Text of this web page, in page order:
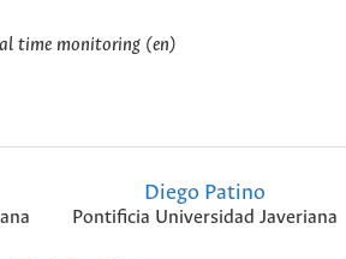
time monitoring (en)
Diego Patino
Pontificia Universidad Javeriana